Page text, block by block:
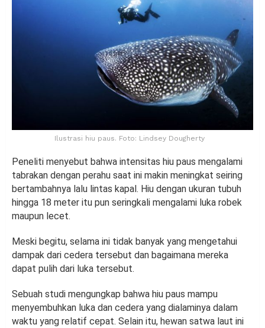
Ilustrasi hiu paus. Foto: Lindsey Dougherty
Peneliti menyebut bahwa intensitas hiu paus mengalami
tabrakan dengan perahu saat ini makin meningkat seiring
bertambahnya lalu lintas kapal. Hiu dengan ukuran tubuh
hingga 18 meter itu pun seringkali mengalami luka robek
maupun lecet.
Meski begitu, selama ini tidak banyak yang mengetahui
dampak dari cedera tersebut dan bagaimana mereka
dapat pulih dari luka tersebut.
Sebuah studi mengungkap bahwa hiu paus mampu
menyembuhkan luka dan cedera yang dialaminya dalam
waktu yang relatif cepat. Selain itu, hewan satwa laut ini